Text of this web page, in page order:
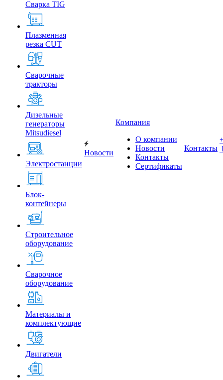
Сварка TIG
Плазменная
резка CUT
Сварочные
тракторы
Дизельные
генераторы
Mitsudiesel
Электростанции
Блок-
контейнеры
Строительное
оборудование
Сварочное
оборудование
Материалы и
комплектующие
Двигатели
Новости
Компания
О компании
Новости
Контакты
Сертификаты
Контакты